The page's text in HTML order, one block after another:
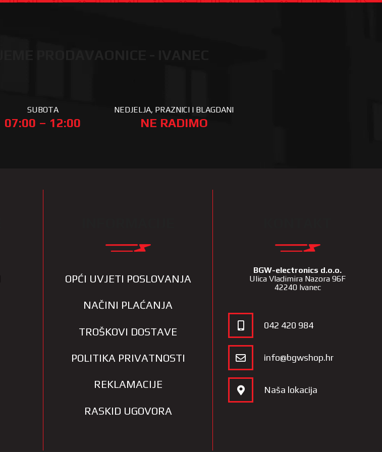
SUBOTA
07:00 – 12:00
NEDJELJA, PRAZNICI I BLAGDANI
NE RADIMO
OPĆI UVJETI POSLOVANJA
NAČINI PLAĆANJA
TROŠKOVI DOSTAVE
POLITIKA PRIVATNOSTI
REKLAMACIJE
RASKID UGOVORA
BGW-electronics d.o.o.
Ulica Vladimira Nazora 96F
42240 Ivanec
042 420 984
info@bgwshop.hr
Naša lokacija